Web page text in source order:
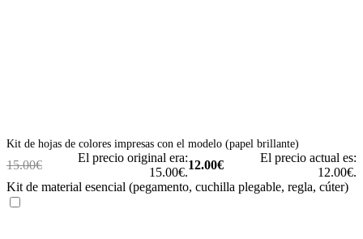
Kit de hojas de colores impresas con el modelo (papel brillante)
15.00€
El precio original era:
15.00€.
12.00€
El precio actual es:
12.00€.
Kit de material esencial (pegamento, cuchilla plegable, regla, cúter)